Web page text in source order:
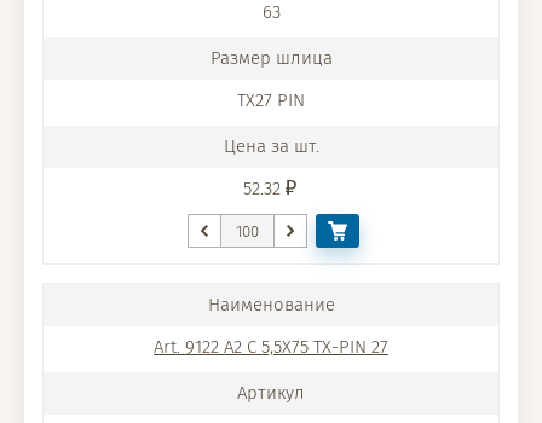
63
TX27 PIN
52.32
Art. 9122 A2 C 5,5X75 TX-PIN 27